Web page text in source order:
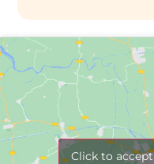
Click to